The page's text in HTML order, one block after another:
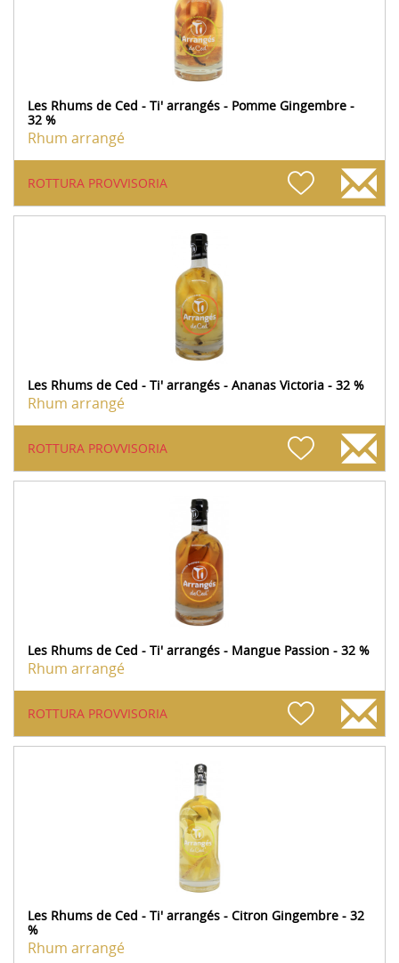
Les Rhums de Ced - Ti' arrangés - Pomme Gingembre -
32 %
Rhum arrangé
ROTTURA PROVVISORIA
Les Rhums de Ced - Ti' arrangés - Ananas Victoria - 32 %
Rhum arrangé
ROTTURA PROVVISORIA
Les Rhums de Ced - Ti' arrangés - Mangue Passion - 32 %
Rhum arrangé
ROTTURA PROVVISORIA
Les Rhums de Ced - Ti' arrangés - Citron Gingembre - 32
%
Rhum arrangé